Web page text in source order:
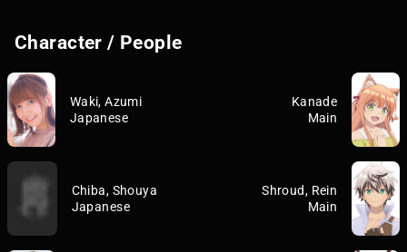
Character / People
Waki, Azumi
Japanese
Kanade
Main
Chiba, Shouya
Japanese
Shroud, Rein
Main